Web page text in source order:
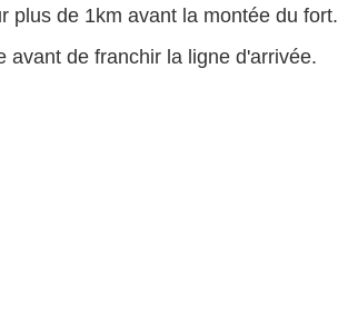
plus de 1km avant la montée du fort.
avant de franchir la ligne d'arrivée.